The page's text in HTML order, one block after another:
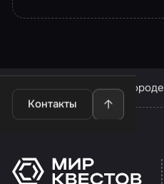
Контакты
Квесты в Нижнем Новгороде